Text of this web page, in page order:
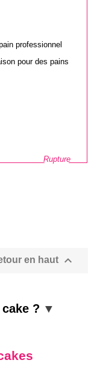
professionnel
pour des pains
Rupture
en haut 
?